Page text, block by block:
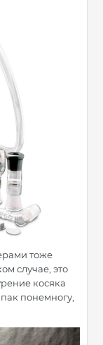
тоже
случае, это
косяка
понемногу,